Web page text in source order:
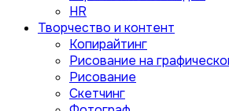
HR
Творчество и контент
Копирайтинг
Рисование на
Рисование
Скетчинг